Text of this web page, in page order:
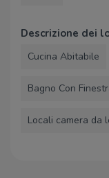
Descrizione dei
Cucina Abitabile
Bagno Con
Locali camera da